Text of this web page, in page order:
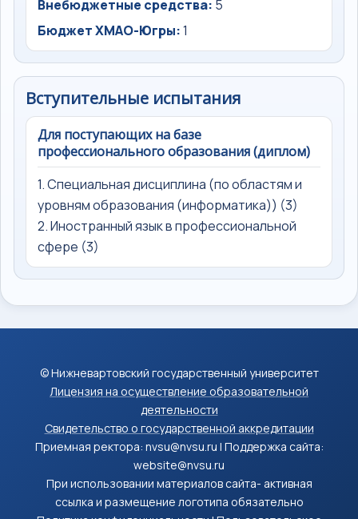
Внебюджетные средства: 5
Бюджет ХМАО-Югры:1
Вступительные испытания
Для поступающих на базе
профессионального образования (диплом)
1. Специальная дисциплина (по областям и
уровням образования (информатика)) (3)
2. Иностранный язык в профессиональной
сфере (3)
© Нижневартовский государственный университет
Лицензия на осуществление образовательной
деятельности
Свидетельство о государственной аккредитации
Приемная ректора: nvsu@nvsu.ru | Поддержка сайта:
website@nvsu.ru
При использовании материалов сайта- активная
ссылка и размещение логотипа обязательно